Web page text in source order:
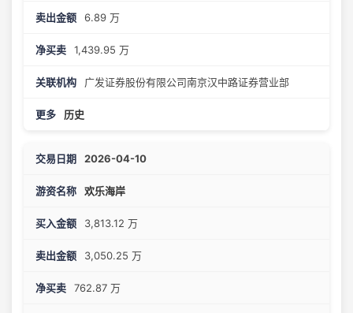
6.89 万
1,439.95 万
广发证券股份有限公司南京汉中路证券营业部
历史
2026-04-10
欢乐海岸
3,813.12 万
3,050.25 万
762.87 万